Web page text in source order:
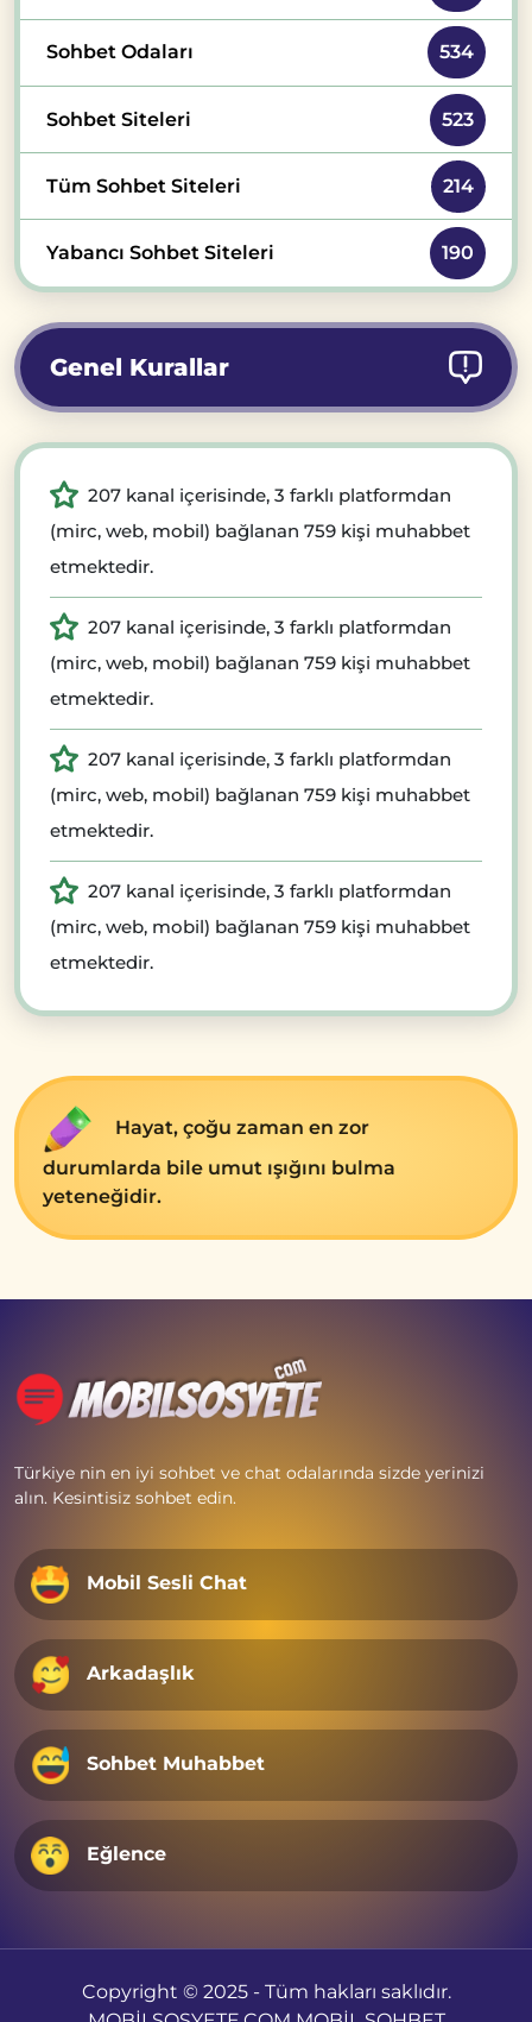
Sohbet Odaları 534
Sohbet Siteleri 523
Tüm Sohbet Siteleri 214
Yabancı Sohbet Siteleri 190
Genel Kurallar
207 kanal içerisinde, 3 farklı platformdan
(mirc, web, mobil) bağlanan 759 kişi muhabbet
etmektedir.
207 kanal içerisinde, 3 farklı platformdan
(mirc, web, mobil) bağlanan 759 kişi muhabbet
etmektedir.
207 kanal içerisinde, 3 farklı platformdan
(mirc, web, mobil) bağlanan 759 kişi muhabbet
etmektedir.
207 kanal içerisinde, 3 farklı platformdan
(mirc, web, mobil) bağlanan 759 kişi muhabbet
etmektedir.
Hayat, çoğu zaman en zor
durumlarda bile umut ışığını bulma
yeteneğidir.
Türkiye nin en iyi sohbet ve chat odalarında sizde yerinizi
alın. Kesintisiz sohbet edin.
Mobil Sesli Chat
Arkadaşlık
Sohbet Muhabbet
Eğlence
Copyright © 2025 - Tüm hakları saklıdır.